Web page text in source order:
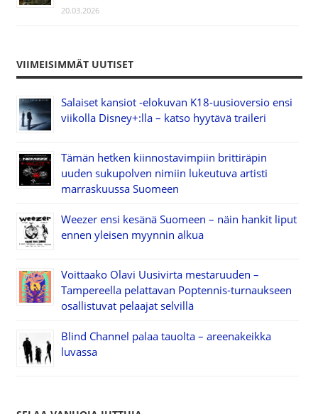
20.03.2026
VIIMEISIMMÄT UUTISET
Salaiset kansiot -elokuvan K18-uusioversio ensi
viikolla Disney+:lla – katso hyytävä traileri
Tämän hetken kiinnostavimpiin brittiräpin
uuden sukupolven nimiin lukeutuva artisti
marraskuussa Suomeen
Weezer ensi kesänä Suomeen – näin hankit liput
ennen yleisen myynnin alkua
Voittaako Olavi Uusivirta mestaruuden –
Tampereella pelattavan Poptennis-turnaukseen
osallistuvat pelaajat selvillä
Blind Channel palaa tauolta – areenakeikka
luvassa